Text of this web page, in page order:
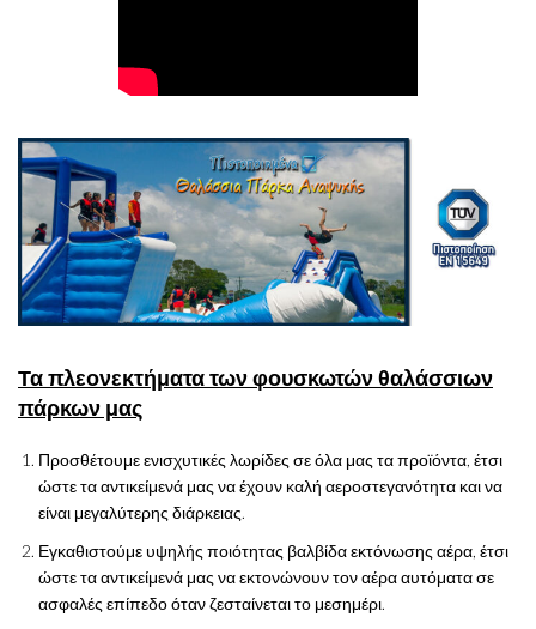
Τα πλεονεκτήματα των φουσκωτών θαλάσσιων
πάρκων μας
Προσθέτουμε ενισχυτικές λωρίδες σε όλα μας τα προϊόντα, έτσι
ώστε τα αντικείμενά μας να έχουν καλή αεροστεγανότητα και να
είναι μεγαλύτερης διάρκειας.
Εγκαθιστούμε υψηλής ποιότητας βαλβίδα εκτόνωσης αέρα, έτσι
ώστε τα αντικείμενά μας να εκτονώνουν τον αέρα αυτόματα σε
ασφαλές επίπεδο όταν ζεσταίνεται το μεσημέρι.